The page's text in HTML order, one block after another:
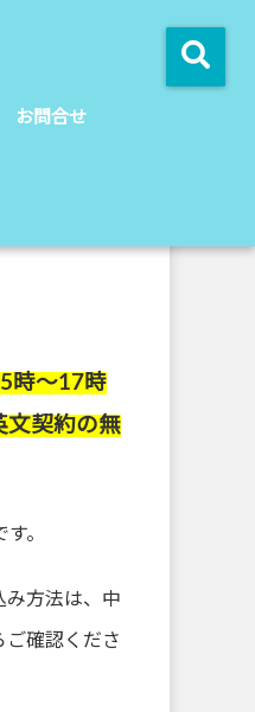
お問合せ
時～17時
文契約の無
。
み方法は、中
ご確認くださ